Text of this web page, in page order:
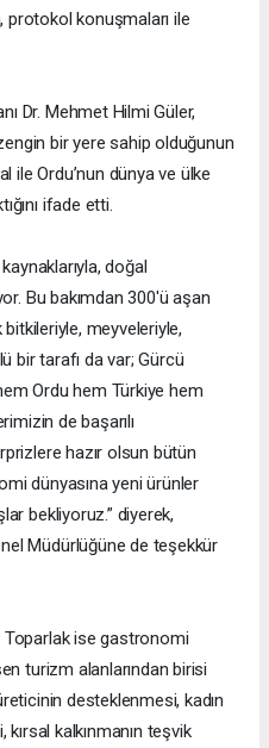
protokol konuşmaları ile
Dr. Mehmet Hilmi Güler,
bir yere sahip olduğunun
ile Ordu’nun dünya ve ülke
ifade etti.
doğal
Bu bakımdan 300'ü aşan
meyveleriyle,
bir tarafı da var; Gürcü
Ordu hem Türkiye hem
de başarılı
hazır olsun bütün
dünyasına yeni ürünler
bekliyoruz.” diyerek,
Müdürlüğüne de teşekkür
Toparlak ise gastronomi
turizm alanlarından birisi
desteklenmesi, kadın
kalkınmanın teşvik